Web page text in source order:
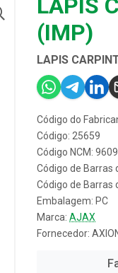
LAPIS
(IMP)
LAPIS
Código do
Código: 25659
Código NCM:
Código de Barras
Código de Barras
Embalagem: PC
Marca: AJAX
Fornecedor: